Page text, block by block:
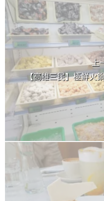
上 / 下一篇文章
上
【高雄三民】極鮮火